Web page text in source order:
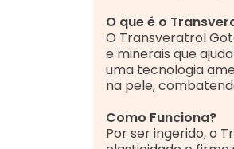
O que é o
O Transveratrol
e minerais que
uma tecnologia
na pele,
Como Funciona?
Por ser ingerido, o